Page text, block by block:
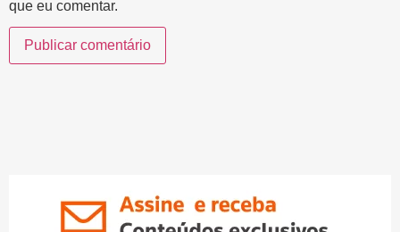
que eu comentar.